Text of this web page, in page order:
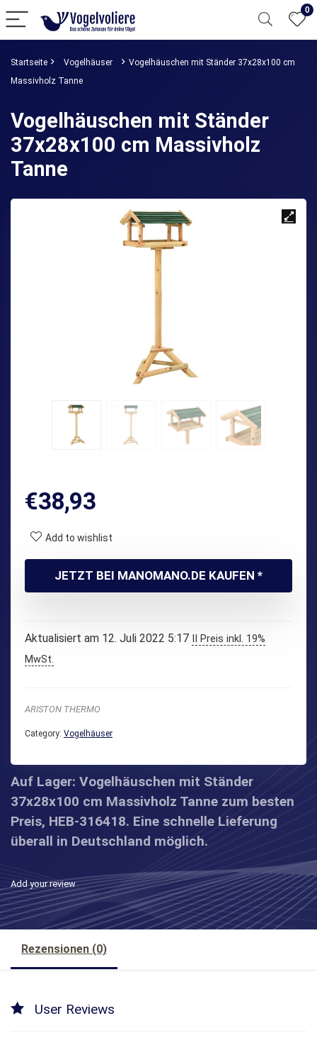
0
Startseite Vogelhäuser
Vogelhäuschen mit Ständer 37x28x100 cm
Massivholz Tanne
Vogelhäuschen mit Ständer
37x28x100 cm Massivholz
Tanne
€38,93
Add to wishlist
JETZT BEI MANOMANO.DE KAUFEN *
Aktualisiert am 12. Juli 2022 5:17
II Preis inkl. 19%
MwSt.
ARISTON THERMO
Category: Vogelhäuser
Auf Lager: Vogelhäuschen mit Ständer
37x28x100 cm Massivholz Tanne zum besten
Preis, HEB-316418. Eine schnelle Lieferung
überall in Deutschland möglich.
Add your review
Rezensionen (0)
User Reviews